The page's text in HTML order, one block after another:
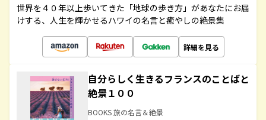
世界を４０年以上歩いてきた「地球の歩き方」があなたにお届
けする、人生を輝かせるハワイの名言と癒やしの絶景集
詳細を見る
自分らしく生きるフランスのことばと
絶景１００
BOOKS 旅の名言＆絶景